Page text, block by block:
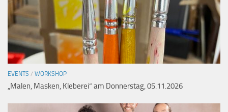
EVENTS / WORKSHOP
„Malen, Masken, Kleberei“ am Donnerstag, 05.11.2026